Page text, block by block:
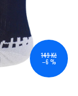
149 Kč
–6 %